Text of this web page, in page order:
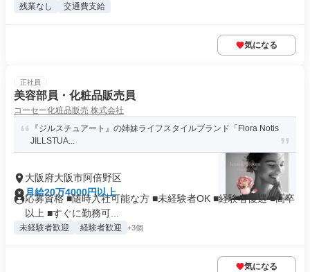
残業なし 交通費支給
気になる
正社員
美容部員・化粧品販売員
コーセー化粧品販売 株式会社
『ジルスチュアート』の姉妹ライフスタイルブランド「Flora Notis
JILLSTUA...
大阪府大阪市阿倍野区
月給20万4000円以上
応募資格 ■随時入社可能な方 ■未経験者OK ■経験者優遇 ■高卒
以上 ■すぐに勤務可...
未経験者歓迎 経験者歓迎 +3個
気になる